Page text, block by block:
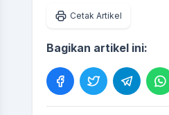
Cetak Artikel
Bagikan artikel ini: